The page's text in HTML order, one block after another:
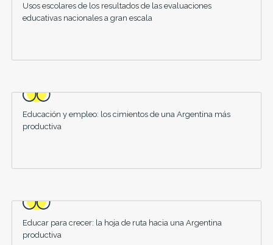
Usos escolares de los resultados de las evaluaciones
educativas nacionales a gran escala
Educación y empleo: los cimientos de una Argentina más
productiva
Educar para crecer: la hoja de ruta hacia una Argentina
productiva